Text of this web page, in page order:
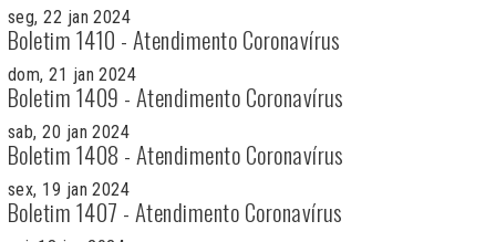
seg, 22 jan 2024
Boletim 1410 - Atendimento Coronavírus
dom, 21 jan 2024
Boletim 1409 - Atendimento Coronavírus
sab, 20 jan 2024
Boletim 1408 - Atendimento Coronavírus
sex, 19 jan 2024
Boletim 1407 - Atendimento Coronavírus